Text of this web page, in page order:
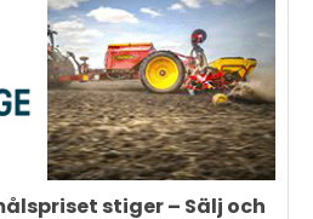
stiger – Sälj och